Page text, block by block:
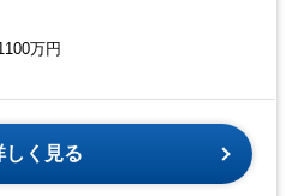
万円
しく見る